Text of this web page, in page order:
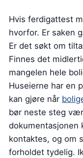
Hvis ferdigattest
hvorfor. Er saken
Er det søkt om
Finnes det
mangelen hele
Huseierne har en
kan gjøre når
bør neste steg
dokumentasjonen
kontaktes, og om
forholdet tydelig.